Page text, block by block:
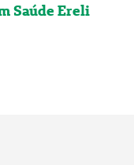
Saúde Ereli